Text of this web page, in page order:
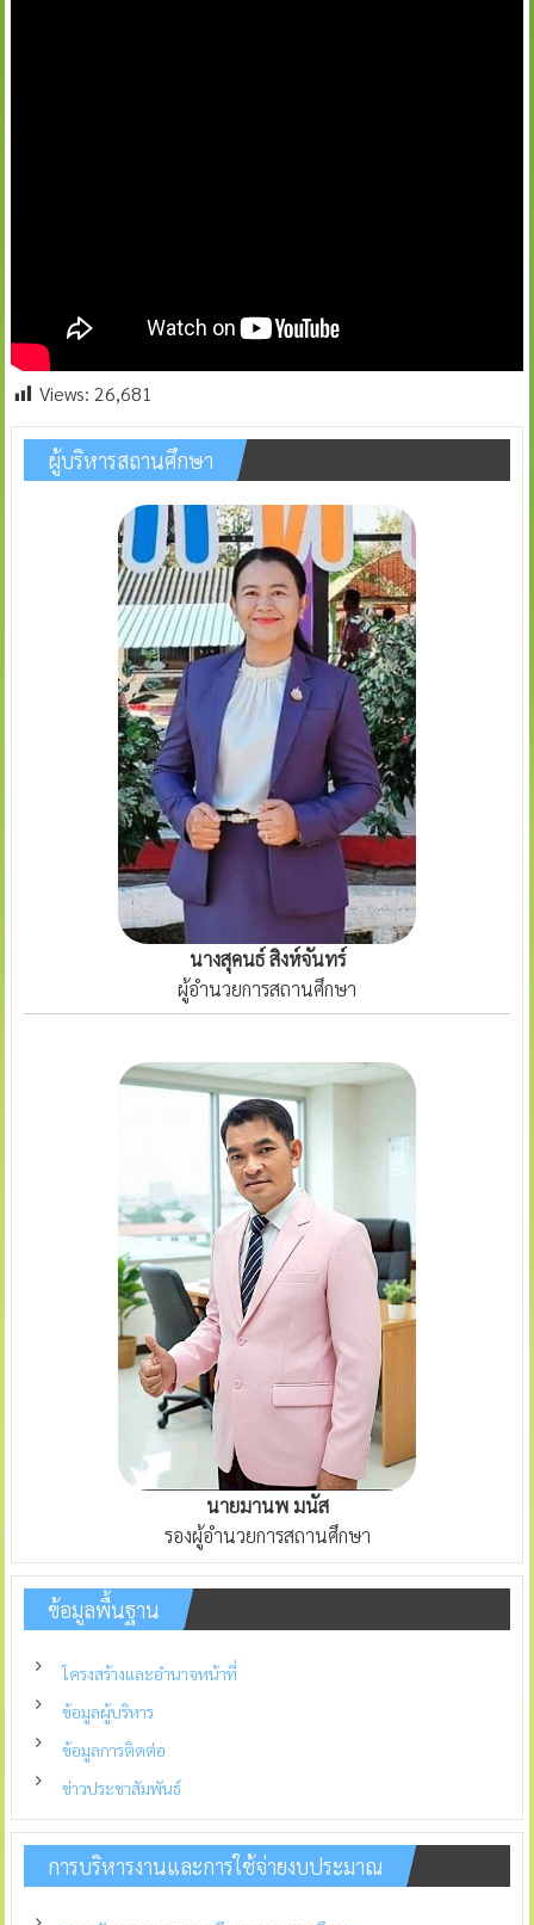
Views: 26,681
ผู้บริหารสถานศึกษา
นางสุคนธ์ สิงห์จันทร์
ผู้อำนวยการสถานศึกษา
นายมานพ มนัส
รองผู้อำนวยการสถานศึกษา
ข้อมูลพื้นฐาน
โครงสร้างและอำนาจหน้าที่
ข้อมูลผู้บริหาร
ข้อมูลการติดต่อ
ข่าวประชาสัมพันธ์
การบริหารงานและการใช้จ่ายงบประมาณ